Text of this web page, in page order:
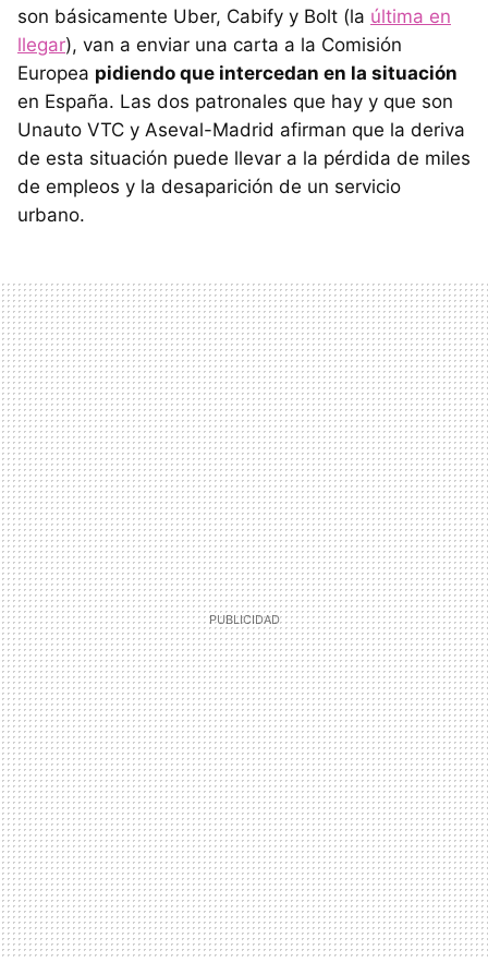
son básicamente Uber, Cabify y Bolt (la última en
llegar), van a enviar una carta a la Comisión
Europea pidiendo que intercedan en la situación
en España. Las dos patronales que hay y que son
Unauto VTC y Aseval-Madrid afirman que la deriva
de esta situación puede llevar a la pérdida de miles
de empleos y la desaparición de un servicio
urbano.